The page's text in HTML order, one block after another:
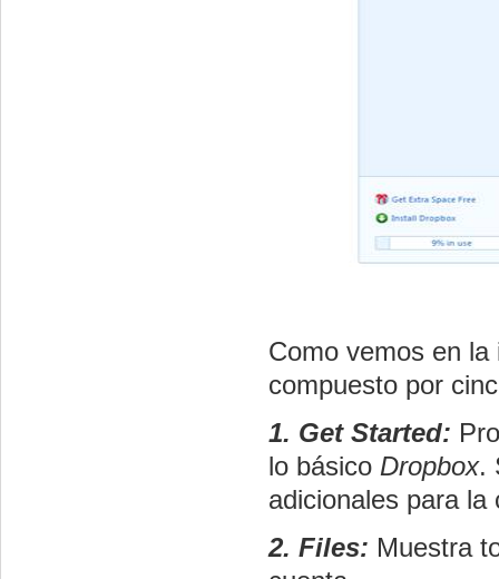
Como vemos en
compuesto por
1. Get Started:
lo básico Dropbox.
adicionales para la
2. Files: Muestra